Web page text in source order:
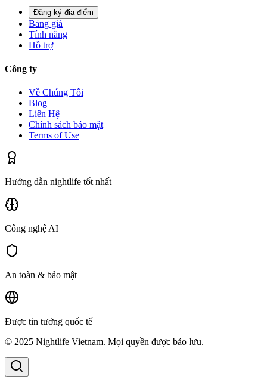
Đăng ký địa điểm
Bảng giá
Tính năng
Hỗ trợ
Công ty
Về Chúng Tôi
Blog
Liên Hệ
Chính sách bảo mật
Terms of Use
Hướng dẫn nightlife tốt nhất
Công nghệ AI
An toàn & bảo mật
Được tin tưởng quốc tế
© 2025 Nightlife Vietnam. Mọi quyền được bảo lưu.